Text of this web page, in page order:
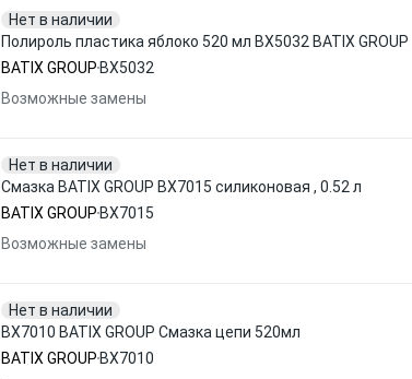
Нет в наличии
Полироль пластика яблоко 520 мл BX5032 BATIX GROUP
BATIX GROUP BX5032
Возможные замены
Нет в наличии
Смазка BATIX GROUP BX7015 силиконовая , 0.52 л
BATIX GROUP BX7015
Возможные замены
Нет в наличии
BX7010 BATIX GROUP Смазка цепи 520мл
BATIX GROUP BX7010